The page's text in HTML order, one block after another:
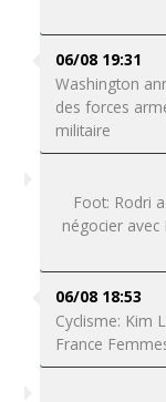
06/08 19:31
Washington
des forces
militaire
Foot: Rodri
négocier avec
06/08 18:53
Cyclisme: Kim
France